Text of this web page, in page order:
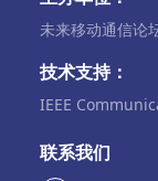
未来移动通信论
技术支持：
IEEE
联系我们